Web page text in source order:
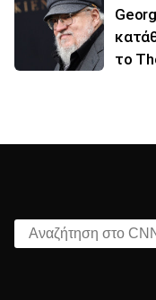
το
Αναζήτηση στο